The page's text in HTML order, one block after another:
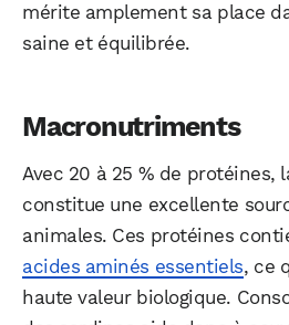
mérite amplement sa place
saine et équilibrée.
Macronutriments
Avec 20 à 25 % de protéines,
constitue une excellente
animales. Ces protéines
acides aminés essentiels, ce
haute valeur biologique.